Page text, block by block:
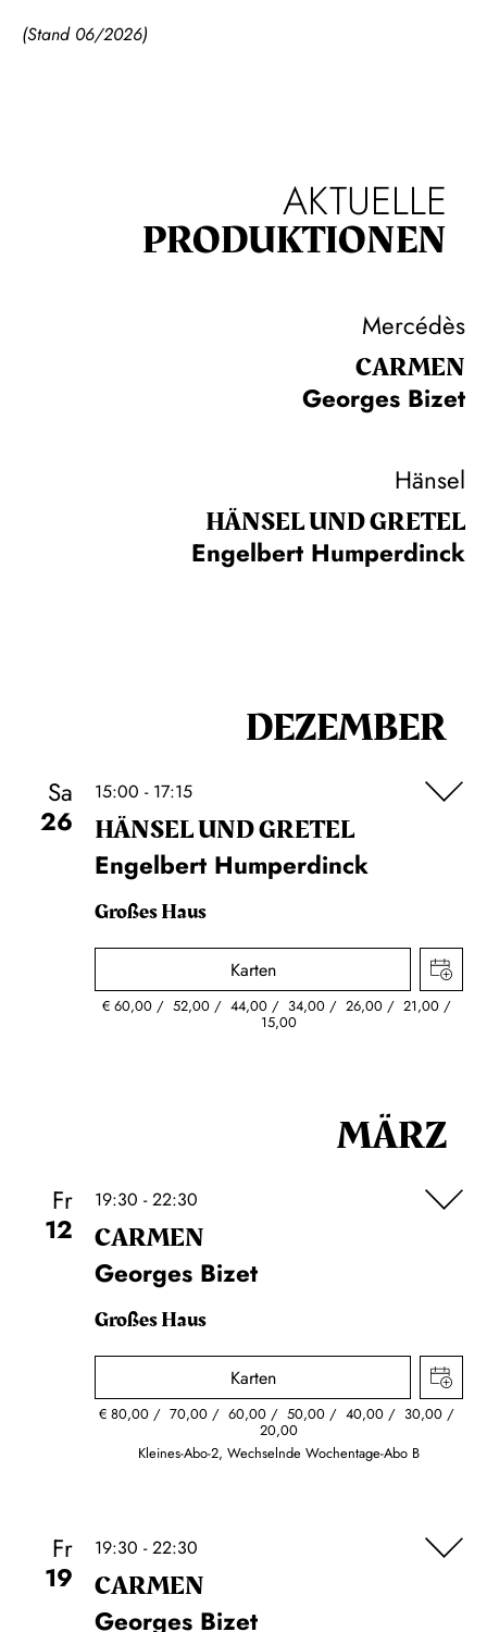
(Stand 06/2026)
AKTUELLE
PRODUKTIONEN
Mercédès
CARMEN
Georges Bizet
Hänsel
HÄNSEL UND GRETEL
Engelbert Humperdinck
DEZEMBER
Sa
26
15:00 - 17:15
HÄNSEL UND GRETEL
Engelbert Humperdinck
Großes Haus
Karten
€60,00 52,00 44,00 34,00 26,00 21,00
15,00
MÄRZ
Fr
12
19:30 - 22:30
CARMEN
Georges Bizet
Großes Haus
Karten
€80,00 70,00 60,00 50,00 40,00 30,00
20,00
Kleines-Abo-2, Wechselnde Wochentage-Abo B
Fr
19
19:30 - 22:30
CARMEN
Georges Bizet